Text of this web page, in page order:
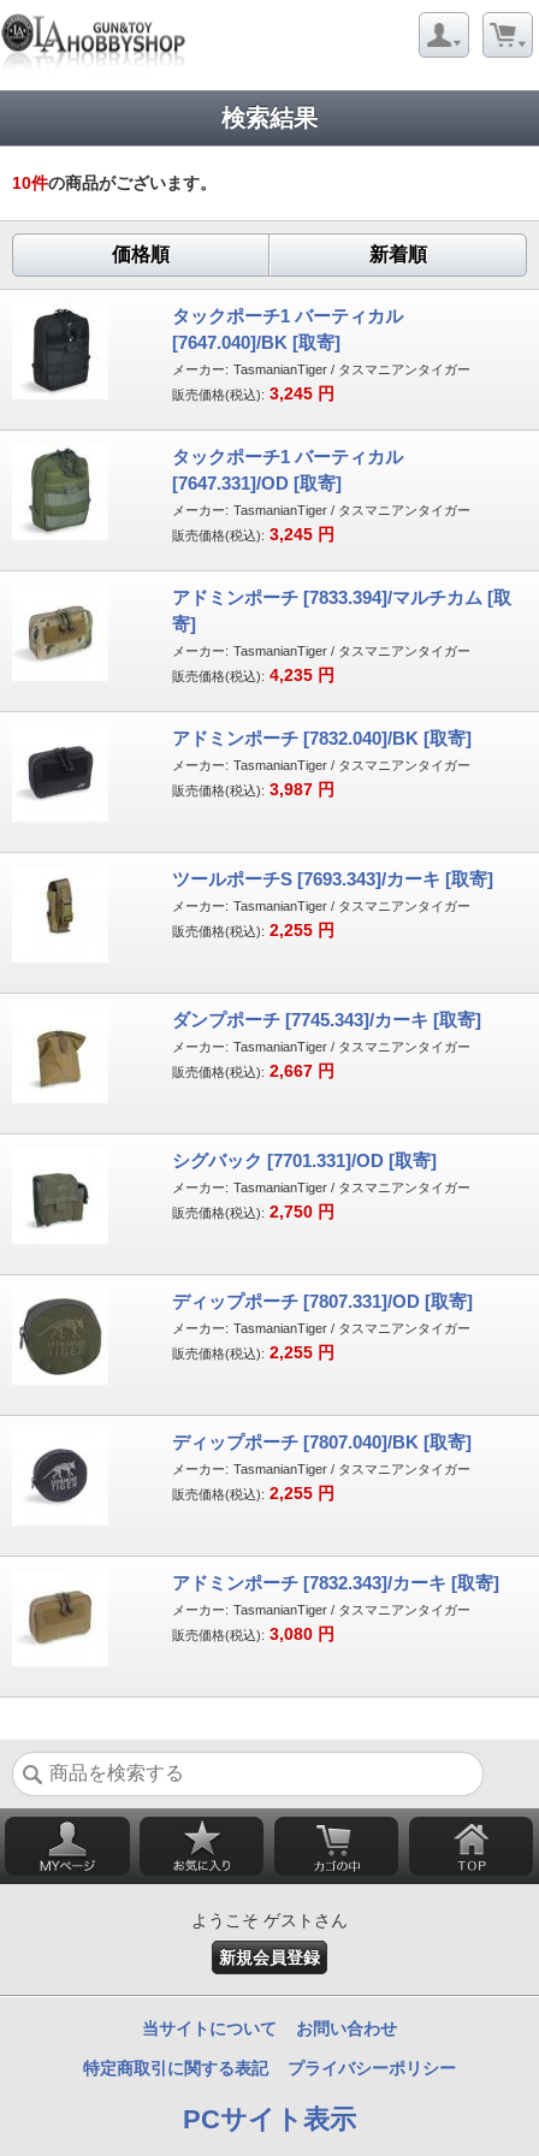
検索結果
10件の商品がございます。
価格順 新着順
タックポーチ1 バーティカル
[7647.040]/BK [取寄]
メーカー: TasmanianTiger / タスマニアンタイガー
販売価格(税込): 3,245 円
タックポーチ1 バーティカル
[7647.331]/OD [取寄]
メーカー: TasmanianTiger / タスマニアンタイガー
販売価格(税込): 3,245 円
アドミンポーチ [7833.394]/マルチカム [取
寄]
メーカー: TasmanianTiger / タスマニアンタイガー
販売価格(税込): 4,235 円
アドミンポーチ [7832.040]/BK [取寄]
メーカー: TasmanianTiger / タスマニアンタイガー
販売価格(税込): 3,987 円
ツールポーチS [7693.343]/カーキ [取寄]
メーカー: TasmanianTiger / タスマニアンタイガー
販売価格(税込): 2,255 円
ダンプポーチ [7745.343]/カーキ [取寄]
メーカー: TasmanianTiger / タスマニアンタイガー
販売価格(税込): 2,667 円
シグバック [7701.331]/OD [取寄]
メーカー: TasmanianTiger / タスマニアンタイガー
販売価格(税込): 2,750 円
ディップポーチ [7807.331]/OD [取寄]
メーカー: TasmanianTiger / タスマニアンタイガー
販売価格(税込): 2,255 円
ディップポーチ [7807.040]/BK [取寄]
メーカー: TasmanianTiger / タスマニアンタイガー
販売価格(税込): 2,255 円
アドミンポーチ [7832.343]/カーキ [取寄]
メーカー: TasmanianTiger / タスマニアンタイガー
販売価格(税込): 3,080 円
ようこそ ゲストさん
新規会員登録
当サイトについて お問い合わせ
特定商取引に関する表記 プライバシーポリシー
PCサイト表示